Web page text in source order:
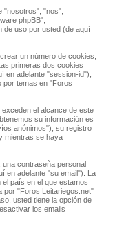
"nosotros", "nos",
phpBB",
de uso por usted (de aquí
un número de cookies,
primeras dos cookies
en adelante "session-id"),
por temas en "Foros
el alcance de este
su información es
anónimos"), su registro
mientras se haya
contraseña personal
en adelante "su email"). La
país en el que estamos
por "Foros Leitariegos.net"
usted tiene la opción de
los emails